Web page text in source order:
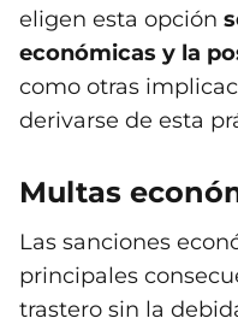
eligen esta opción
económicas y la
como otras
derivarse de esta
Multas
Las sanciones
principales
trastero sin la